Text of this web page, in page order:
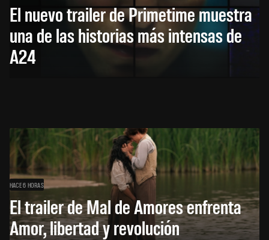
El nuevo trailer de Primetime muestra
una de las historias más intensas de
A24
HACE 6 HORAS
El trailer de Mal de Amores enfrenta
Amor, libertad y revolución